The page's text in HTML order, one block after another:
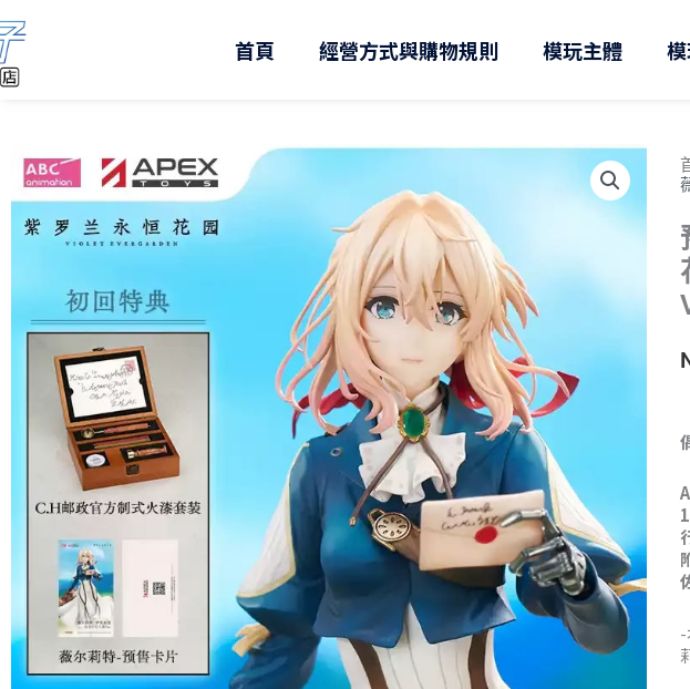
至
主
首頁 經營方式與購物規則 模玩主體